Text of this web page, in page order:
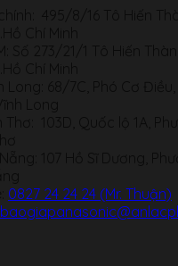
0827 24 24 24 (Mr. Thuận)